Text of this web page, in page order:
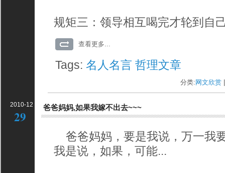
规矩三：领导相互喝完才轮到自
查看更多...
Tags:名人名言 哲理文章
分类: 网文欣赏
2010-12
29
爸爸妈妈,如果我嫁不出去~~~
爸爸妈妈，要是我说，万一我
我是说，如果，可能...